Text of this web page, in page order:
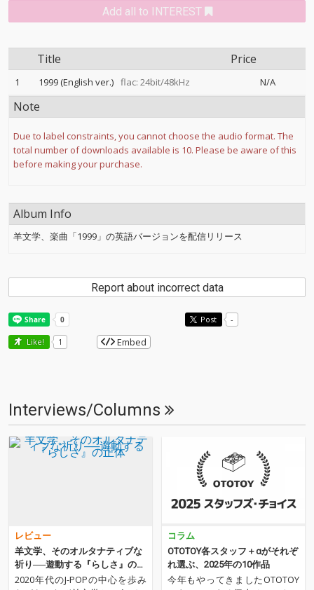
Add all to INTEREST
Title Price
1 1999 (English ver.) flac: 24bit/48kHz N/A
Note
Due to label constraints, you cannot choose the audio format. The
total number of downloads available is 10. Please be aware of this
before making your purchase.
Album Info
羊文学、楽曲「1999」の英語バージョンを配信リリース
Report about incorrect data
Post -
Like! 1 Embed
Interviews/Columns
レビュー
羊文学、そのオルタナティブな
祈り──遊動する『らしさ』の正
体
2020年代のJ-POPの中心を歩み
コラム
OTOTOY各スタッフ＋αがそれぞ
れ選ぶ、2025年の10作品
今年もやってきましたOTOTOY